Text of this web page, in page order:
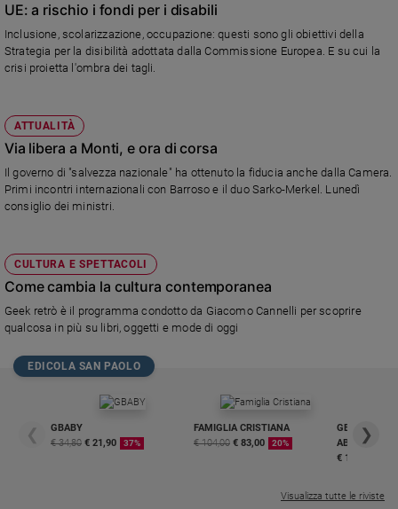
UE: a rischio i fondi per i disabili
Inclusione, scolarizzazione, occupazione: questi sono gli obiettivi della
Strategia per la disibilità adottata dalla Commissione Europea. E su cui la
crisi proietta l'ombra dei tagli.
ATTUALITÀ
Via libera a Monti, e ora di corsa
Il governo di "salvezza nazionale" ha ottenuto la fiducia anche dalla Camera.
Primi incontri internazionali con Barroso e il duo Sarko-Merkel. Lunedì
consiglio dei ministri.
CULTURA E SPETTACOLI
Come cambia la cultura contemporanea
Geek retrò è il programma condotto da Giacomo Cannelli per scoprire
qualcosa in più su libri, oggetti e mode di oggi
EDICOLA SAN PAOLO
❮
GBABY
€ 34,80 € 21,90 37%
FAMIGLIA CRISTIANA
€ 104,00 € 83,00 20%
GBABY
€ 16,99
❯
Visualizza tutte le riviste